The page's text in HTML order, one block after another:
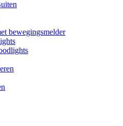
bewegingsmelder